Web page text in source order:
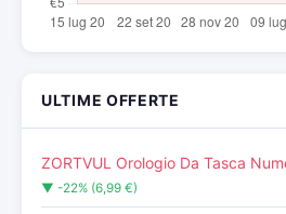
ULTIME OFFERTE
ZORTVUL Orologio Da Tasca
▼ -22% (6,99 €)